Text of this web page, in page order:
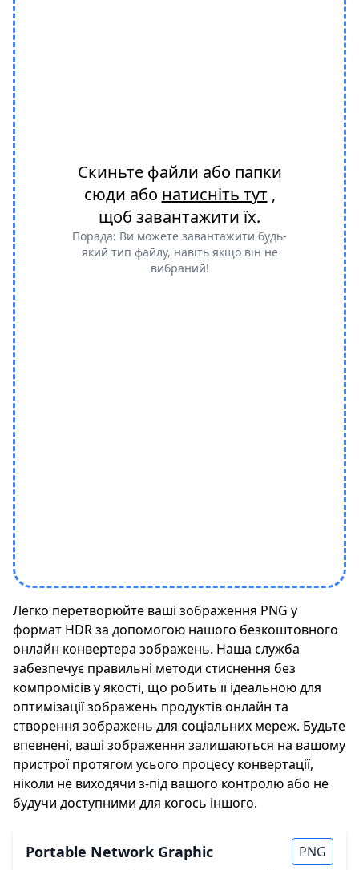
Скиньте файли або папки
сюди або натисніть тут,
щоб завантажити їх.
Порада: Ви можете завантажити будь-
який тип файлу, навіть якщо він не
вибраний!
Легко перетворюйте ваші зображення PNG у
формат HDR за допомогою нашого безкоштовного
онлайн конвертера зображень. Наша служба
забезпечує правильні методи стиснення без
компромісів у якості, що робить її ідеальною для
оптимізації зображень продуктів онлайн та
створення зображень для соціальних мереж. Будьте
впевнені, ваші зображення залишаються на вашому
пристрої протягом усього процесу конвертації,
ніколи не виходячи з-під вашого контролю або не
будучи доступними для когось іншого.
Portable Network Graphic PNG